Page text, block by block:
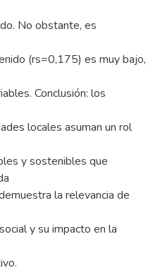
No obstante, es
(rs=0,175) es muy bajo,
Conclusión: los
locales asuman un rol
y sostenibles que
la relevancia de
y su impacto en la